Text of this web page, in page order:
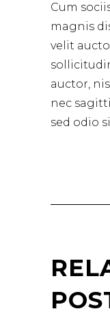
Cum
magnis
velit
auctor,
nec
sed odio